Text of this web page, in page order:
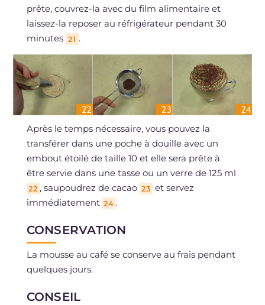
prête, couvrez-la avec du film alimentaire et
laissez-la reposer au réfrigérateur pendant 30
minutes 21 .
Après le temps nécessaire, vous pouvez la
transférer dans une poche à douille avec un
embout étoilé de taille 10 et elle sera prête à
être servie dans une tasse ou un verre de 125 ml
22 , saupoudrez de cacao 23 et servez
immédiatement 24 .
CONSERVATION
La mousse au café se conserve au frais pendant
quelques jours.
CONSEIL